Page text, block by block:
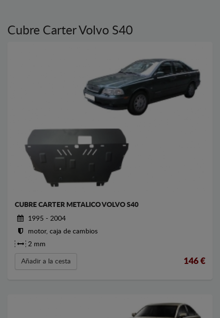
Cubre Carter Volvo S40
CUBRE CARTER METALICO VOLVO S40
1995 - 2004
motor, caja de cambios
2 mm
Añadir a la cesta 146 €